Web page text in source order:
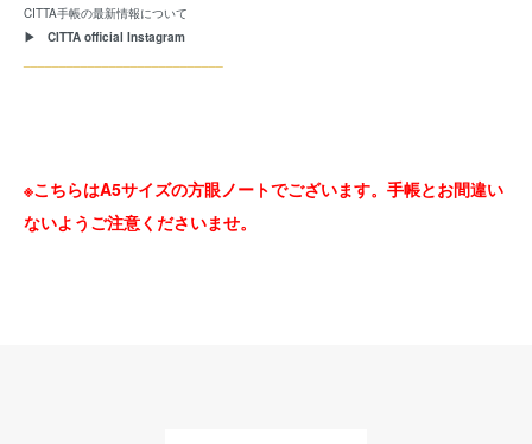
CITTA手帳の最新情報について
▶ CITTA official Instagram
※こちらはA5サイズの方眼ノートでございます。手帳とお間違い
ないようご注意くださいませ。